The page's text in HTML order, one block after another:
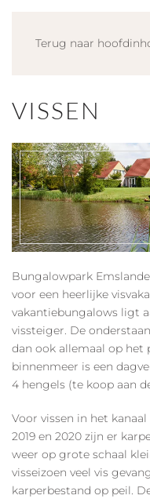
Terug naar
VISSEN
Bungalowpark
voor een heerlijke
vakantiebungalows ligt
vissteiger. De
dan ook allemaal op het
binnenmeer is een
4 hengels (te koop aan
Voor vissen in het
2019 en 2020 zijn er
weer op grote schaal
visseizoen veel vis
karperbestand op peil.